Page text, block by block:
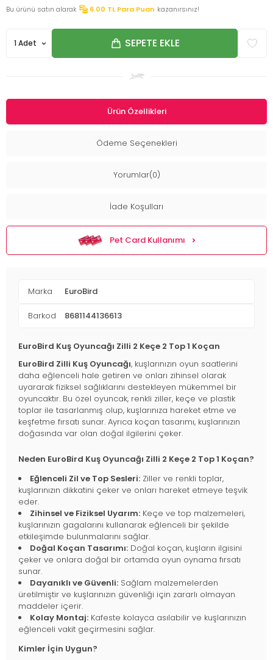
Bu ürünü satın alarak 6.00 TL Para Puan kazanırsınız!
SEPETE EKLE
Ürün Özellikleri
Ödeme Seçenekleri
Yorumlar(0)
İade Koşulları
Pet Card Kullanımı
Marka EuroBird
Barkod 8681144136613
EuroBird Kuş Oyuncağı Zilli 2 Keçe 2 Top 1 Koçan
EuroBird Zilli Kuş Oyuncağı, kuşlarınızın oyun saatlerini
daha eğlenceli hale getiren ve onları zihinsel olarak
uyararak fiziksel sağlıklarını destekleyen mükemmel bir
oyuncaktır. Bu özel oyuncak, renkli ziller, keçe ve plastik
toplar ile tasarlanmış olup, kuşlarınıza hareket etme ve
keşfetme fırsatı sunar. Ayrıca koçan tasarımı, kuşlarınızın
doğasında var olan doğal ilgilerini çeker.
Neden EuroBird Kuş Oyuncağı Zilli 2 Keçe 2 Top 1 Koçan?
Eğlenceli Zil ve Top Sesleri: Ziller ve renkli toplar,
kuşlarınızın dikkatini çeker ve onları hareket etmeye teşvik
eder.
Zihinsel ve Fiziksel Uyarım: Keçe ve top malzemeleri,
kuşlarınızın gagalarını kullanarak eğlenceli bir şekilde
etkileşimde bulunmalarını sağlar.
Doğal Koçan Tasarımı: Doğal koçan, kuşların ilgisini
çeker ve onlara doğal bir ortamda oyun oynama fırsatı
sunar.
Dayanıklı ve Güvenli: Sağlam malzemelerden
üretilmiştir ve kuşlarınızın güvenliği için zararlı olmayan
maddeler içerir.
Kolay Montaj: Kafeste kolayca asılabilir ve kuşlarınızın
eğlenceli vakit geçirmesini sağlar.
Kimler İçin Uygun?